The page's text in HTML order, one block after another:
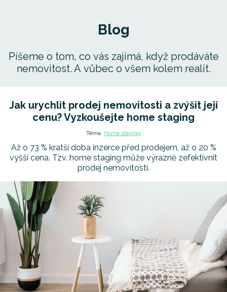
Blog
Píšeme o tom, co vás zajímá, když prodáváte
nemovitost. A vůbec o všem kolem realit.
Jak urychlit prodej nemovitosti a zvýšit její
cenu? Vyzkoušejte home staging
Téma: Home staging
Až o 73 % kratší doba inzerce před prodejem, až o 20 %
vyšší cena. Tzv. home staging může výrazně zefektivnit
prodej nemovitosti.